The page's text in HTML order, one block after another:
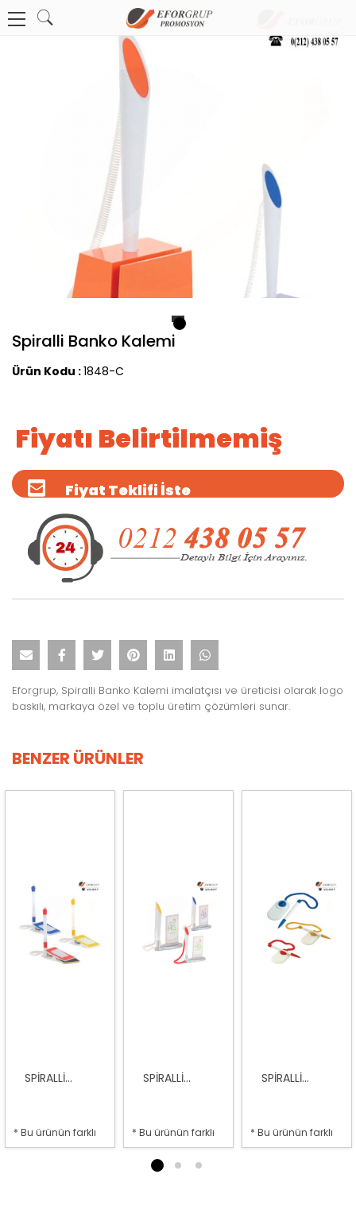
Spiralli Banko Kalemi
Ürün Kodu :1848-C
Fiyatı Belirtilmemiş
Fiyat Teklifi İste
Eforgrup, Spiralli Banko Kalemi imalatçısı ve üreticisi olarak logo
baskılı, markaya özel ve toplu üretim çözümleri sunar.
BENZER ÜRÜNLER
SPIRALLI...
* Bu ürünün farklı
SPIRALLI...
* Bu ürünün farklı
SPIRALLI...
* Bu ürünün farklı
2 3